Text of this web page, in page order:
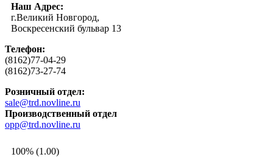
Наш Адрес:
г.Великий Новгород,
Воскресенский бульвар 13
Телефон:
(8162)77-04-29
(8162)73-27-74
Розничный отдел:
sale@trd.novline.ru
Производственный отдел
opp@trd.novline.ru
100% (1.00)